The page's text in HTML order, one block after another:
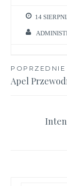
14
wpisu
Apel